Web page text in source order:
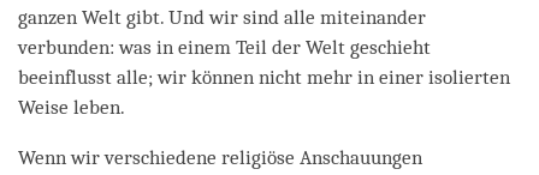
ganzen Welt gibt. Und wir sind alle miteinander
verbunden: was in einem Teil der Welt geschieht
beeinflusst alle; wir können nicht mehr in einer isolierten
Weise leben.
Wenn wir verschiedene religiöse Anschauungen